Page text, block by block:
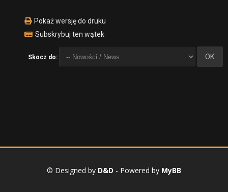
Pokaż wersję do druku
Subskrybuj ten wątek
Skocz do:
© Designed by D&D - Powered by MyBB